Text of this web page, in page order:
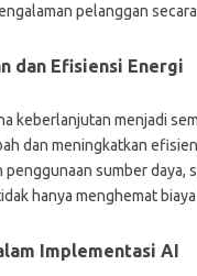
pelanggan
dan Efisiensi Energi
keberlanjutan menjadi
dan meningkatkan
sumber daya,
hanya menghemat
Implementasi AI